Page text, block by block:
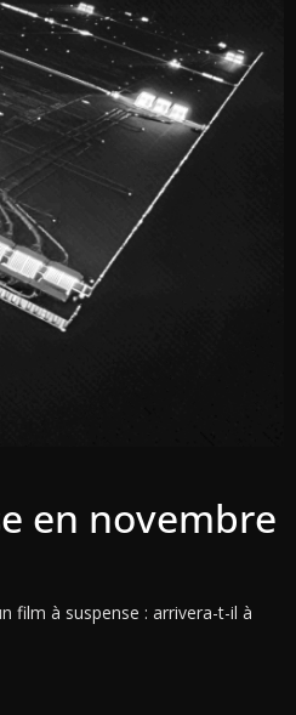
en novembre
film à suspense : arrivera-t-il à